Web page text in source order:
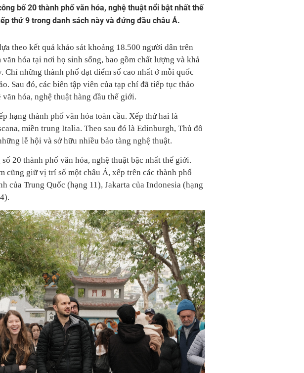
bố 20 thành phố văn hóa, nghệ thuật nổi bật nhất thế
thứ 9 trong danh sách này và đứng đầu châu Á.
theo kết quả khảo sát khoảng 18.500 người dân trên
hóa tại nơi họ sinh sống, bao gồm chất lượng và khả
Chỉ những thành phố đạt điểm số cao nhất ở mỗi quốc
Sau đó, các biên tập viên của tạp chí đã tiếp tục thảo
hóa, nghệ thuật hàng đầu thế giới.
hạng thành phố văn hóa toàn cầu. Xếp thứ hai là
miền trung Italia. Theo sau đó là Edinburgh, Thủ đô
lễ hội và sở hữu nhiều bảo tàng nghệ thuật.
20 thành phố văn hóa, nghệ thuật bậc nhất thế giới.
cũng giữ vị trí số một châu Á, xếp trên các thành phố
của Trung Quốc (hạng 11), Jakarta của Indonesia (hạng